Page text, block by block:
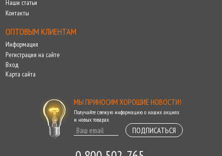
Наши статьи
Контакты
ОПТОВЫМ КЛИЕНТАМ
Информация
Регистрация на сайте
Вход
Карта сайта
МЫ ПРИНОСИМ ХОРОШИЕ НОВОСТИ!
Получайте свежую информацию о наших акциях
и новых товарах.
ПОДПИСАТЬСЯ